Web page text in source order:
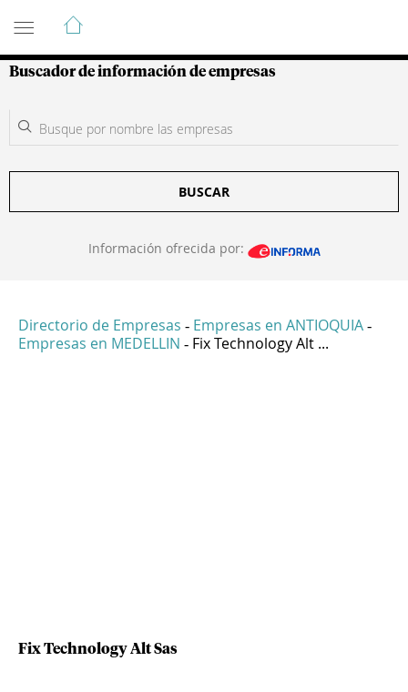
Guía de Empresas Colombianas
Buscador de información de empresas
BUSCAR
Información ofrecida por:
Directorio de Empresas - Empresas en ANTIOQUIA -
Empresas en MEDELLIN - Fix Technology Alt ...
Fix Technology Alt Sas